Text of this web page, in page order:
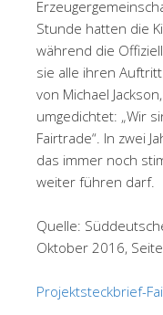
Stunde hatten die
während die
sie alle ihren
von Michael
umgedichtet: „Wir
Fairtrade“. In zwei
das immer noch
weiter führen darf.
Quelle:
Oktober 2016,
Projektsteckbrief-